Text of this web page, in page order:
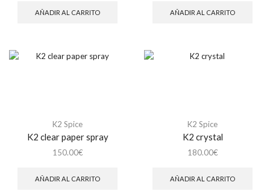
AÑADIR AL CARRITO AÑADIR AL CARRITO
K2 Spice
K2 clear paper spray
150.00€
AÑADIR AL CARRITO
K2 Spice
K2 crystal
180.00€
AÑADIR AL CARRITO